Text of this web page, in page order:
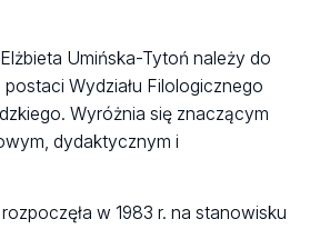
Umińska-Tytoń należy do
Wydziału Filologicznego
Wyróżnia się znaczącym
dydaktycznym i
w 1983 r. na stanowisku